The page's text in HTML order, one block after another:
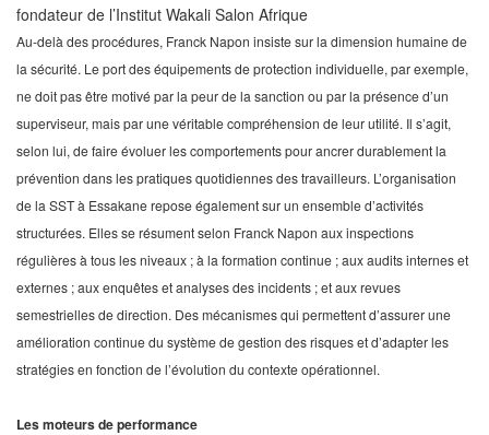
fondateur de l’Institut Wakali Salon Afrique
Au-delà des procédures, Franck Napon insiste sur la dimension humaine de
la sécurité. Le port des équipements de protection individuelle, par exemple,
ne doit pas être motivé par la peur de la sanction ou par la présence d’un
superviseur, mais par une véritable compréhension de leur utilité. Il s’agit,
selon lui, de faire évoluer les comportements pour ancrer durablement la
prévention dans les pratiques quotidiennes des travailleurs. L’organisation
de la SST à Essakane repose également sur un ensemble d’activités
structurées. Elles se résument selon Franck Napon aux inspections
régulières à tous les niveaux ; à la formation continue ; aux audits internes et
externes ; aux enquêtes et analyses des incidents ; et aux revues
semestrielles de direction. Des mécanismes qui permettent d’assurer une
amélioration continue du système de gestion des risques et d’adapter les
stratégies en fonction de l’évolution du contexte opérationnel.
Les moteurs de performance